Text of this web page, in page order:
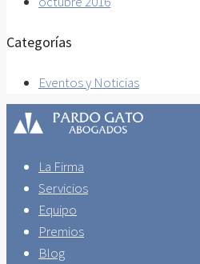
Categorías
Eventos y Noticias
La Firma
Servicios
Equipo
Premios
Blog